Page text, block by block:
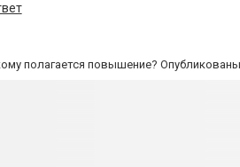
полагается повышение?